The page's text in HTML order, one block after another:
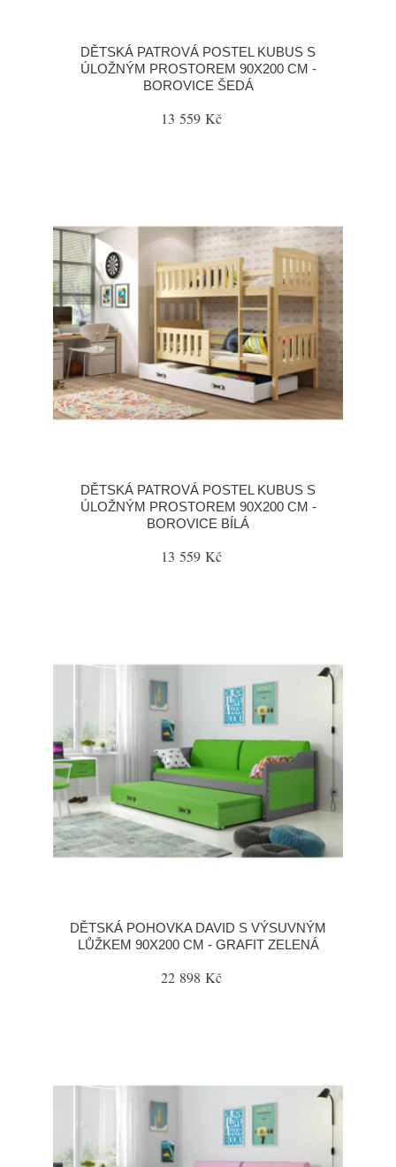
DĚTSKÁ PATROVÁ POSTEL KUBUS S
ÚLOŽNÝM PROSTOREM 90X200 CM -
BOROVICE ŠEDÁ
13 559 Kč
DĚTSKÁ PATROVÁ POSTEL KUBUS S
ÚLOŽNÝM PROSTOREM 90X200 CM -
BOROVICE BÍLÁ
13 559 Kč
DĚTSKÁ POHOVKA DAVID S VÝSUVNÝM
LŮŽKEM 90X200 CM - GRAFIT ZELENÁ
22 898 Kč